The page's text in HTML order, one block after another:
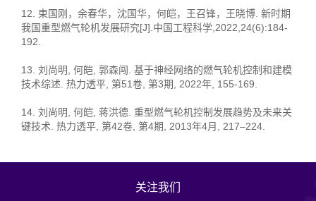
12. 束国刚，余春华，沈国华，何皑，王召锋，王晓博. 新时期
我国重型燃气轮机发展研究[J].中国工程科学,2022,24(6):184-
192.
13. 刘尚明, 何皑, 郭森闯. 基于神经网络的燃气轮机控制和建模
技术综述. 热力透平, 第51卷, 第3期, 2022年, 155-169.
14. 刘尚明, 何皑, 蒋洪德. 重型燃气轮机控制发展趋势及未来关
键技术. 热力透平, 第42卷, 第4期, 2013年4月, 217–224.
关注我们